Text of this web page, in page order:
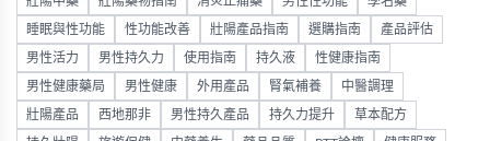
睡眠與性功能 性功能改善 壯陽產品指南 選購指南 產品評估
男性活力 男性持久力 使用指南 持久液 性健康指南
男性健康藥局 男性健康 外用產品 腎氣補養 中醫調理
壯陽產品 西地那非 男性持久產品 持久力提升 草本配方